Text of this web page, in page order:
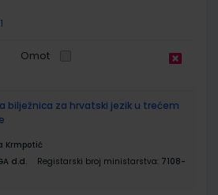
Omot
bilježnica za hrvatski jezik u trećem
Krmpotić
d.d. Registarski broj ministarstva: 7108-